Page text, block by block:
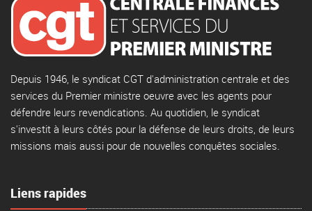
Depuis 1946, le syndicat CGT d'administration centrale et des
services du Premier ministre oeuvre avec les agents pour
défendre leurs revendications. Au quotidien, le syndicat
s'investit à leurs côtés pour la défense de leurs droits, de leurs
missions mais aussi pour de nouvelles conquêtes sociales.
Liens rapides